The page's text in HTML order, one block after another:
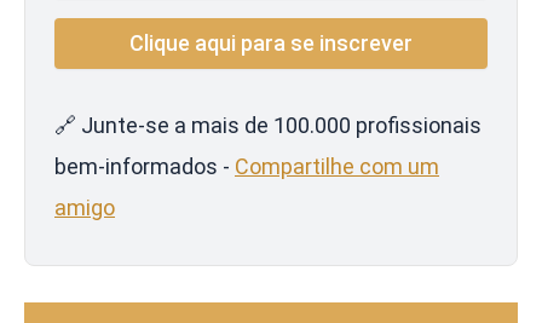
🔗 Junte-se a mais de 100.000 profissionais
bem-informados - Compartilhe com um
amigo